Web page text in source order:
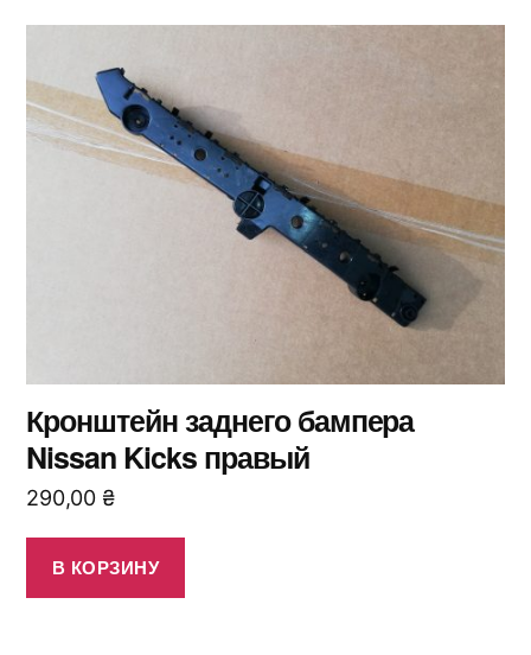
Кронштейн заднего бампера
Nissan Kicks правый
290,00 ₴
В КОРЗИНУ